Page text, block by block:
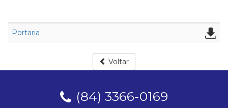
Portaria
Voltar
(84) 3366-0169